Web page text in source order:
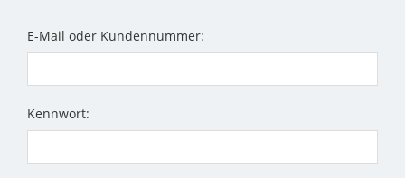
E-Mail oder Kundennummer:
Kennwort: